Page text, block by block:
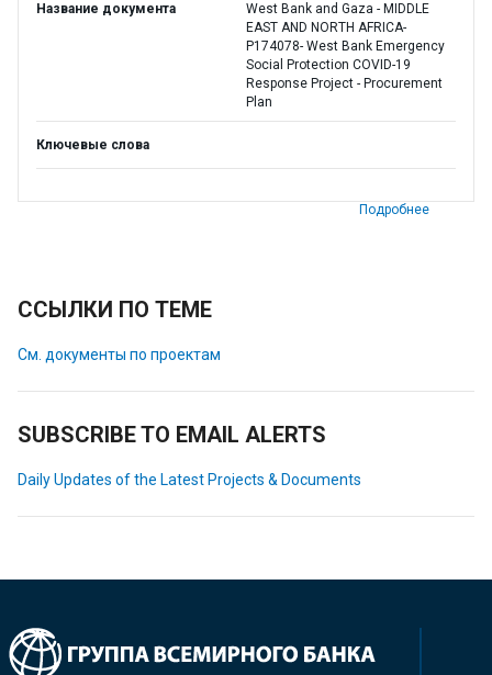
Название документа
West Bank and Gaza - MIDDLE
EAST AND NORTH AFRICA-
P174078- West Bank Emergency
Social Protection COVID-19
Response Project - Procurement
Plan
Ключевые слова
Подробнее
ССЫЛКИ ПО ТЕМЕ
См. документы по проектам
SUBSCRIBE TO EMAIL ALERTS
Daily Updates of the Latest Projects & Documents